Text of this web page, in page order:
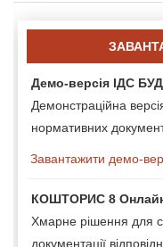
Демо-версія ІДС
Демонстраційна
нормативних
Завантажити демо-
КОШТОРИС 8
Хмарне рішення для
документації